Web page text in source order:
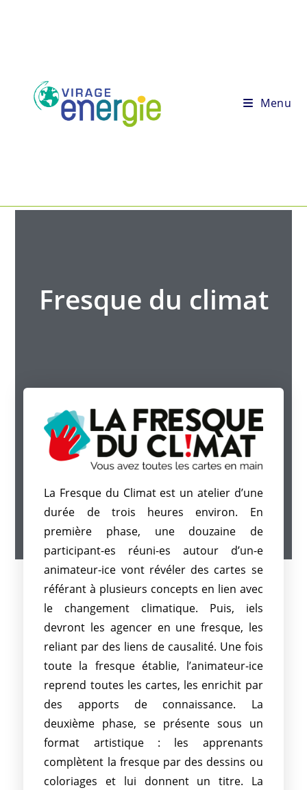
Menu
Fresque du climat
La Fresque du Climat est un atelier d’une
durée de trois heures environ. En
première phase, une douzaine de
participant-es réuni-es autour d’un-e
animateur-ice vont révéler des cartes se
référant à plusieurs concepts en lien avec
le changement climatique. Puis, iels
devront les agencer en une fresque, les
reliant par des liens de causalité. Une fois
toute la fresque établie, l’animateur-ice
reprend toutes les cartes, les enrichit par
des apports de connaissance. La
deuxième phase, se présente sous un
format artistique : les apprenants
complètent la fresque par des dessins ou
coloriages et lui donnent un titre. La